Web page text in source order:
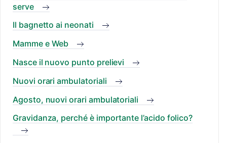
serve
Il bagnetto ai neonati
Mamme e Web
Nasce il nuovo punto prelievi
Nuovi orari ambulatoriali
Agosto, nuovi orari ambulatoriali
Gravidanza, perché è importante l’acido folico?